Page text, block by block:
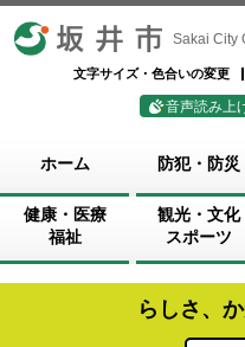
坂井市 Sakai City
文字サイズ・色合いの変更
音声読み上
ホーム 防犯・防災
健康・医療
福祉
観光・文化
スポーツ
らしさ、